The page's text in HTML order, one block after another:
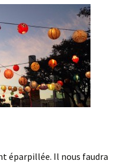
éparpillée. Il nous faudra